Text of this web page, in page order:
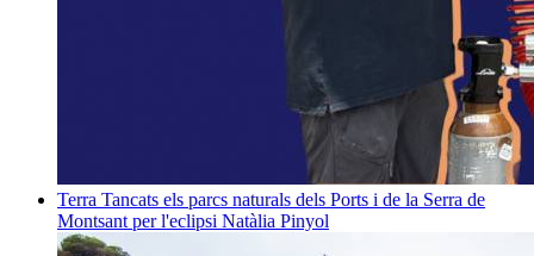
Terra Tancats els parcs naturals dels Ports i de la Serra de
Montsant per l'eclipsi Natàlia Pinyol